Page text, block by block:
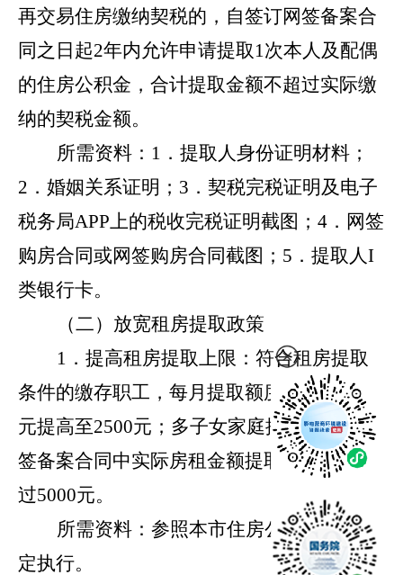
再交易住房缴纳契税的，自签订网签备案合
同之日起2年内允许申请提取1次本人及配偶
的住房公积金，合计提取金额不超过实际缴
纳的契税金额。
所需资料： 1．提取人身份证明材料；
2．婚姻关系证明；3．契税完税证明及电子
税务局APP上的税收完税证明截图；4．网签
购房合同或网签购房合同截图；5．提取人I
类银行卡。
（二）放宽租房提取政策
1．提高租房提取上限：符合租房提取
条件的缴存职工，每月提取额度上限由2000
元提高至2500元；多子女家庭按住房租赁网
签备案合同中实际房租金额提取，每月不超
过5000元。
所需资料：参照本市住房公积金相关规
定执行。